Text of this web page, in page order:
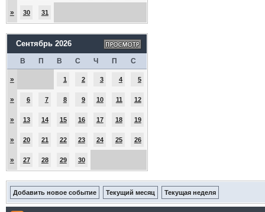
» 30 31
Сентябрь 2026
В П В С Ч П С
» 1 2 3 4 5
» 6 7 8 9 10 11 12
» 13 14 15 16 17 18 19
» 20 21 22 23 24 25 26
» 27 28 29 30
Добавить новое событие Текущий месяц Текущая неделя